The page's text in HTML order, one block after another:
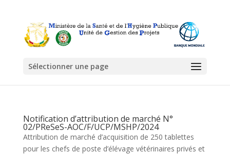
Sélectionner une page
Notification d’attribution de marché N°
02/PReSeS-AOC/F/UCP/MSHP/2024
Attribution de marché d’acquisition de 250 tablettes
pour les chefs de poste d’élévage vétérinaires privés et